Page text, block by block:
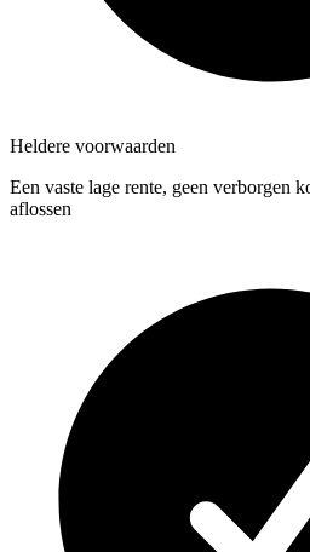
Heldere voorwaarden
Een vaste lage rente, geen verborgen
aflossen